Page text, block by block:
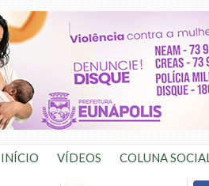
INÍCIO VÍDEOS COLUNA SOCIAL